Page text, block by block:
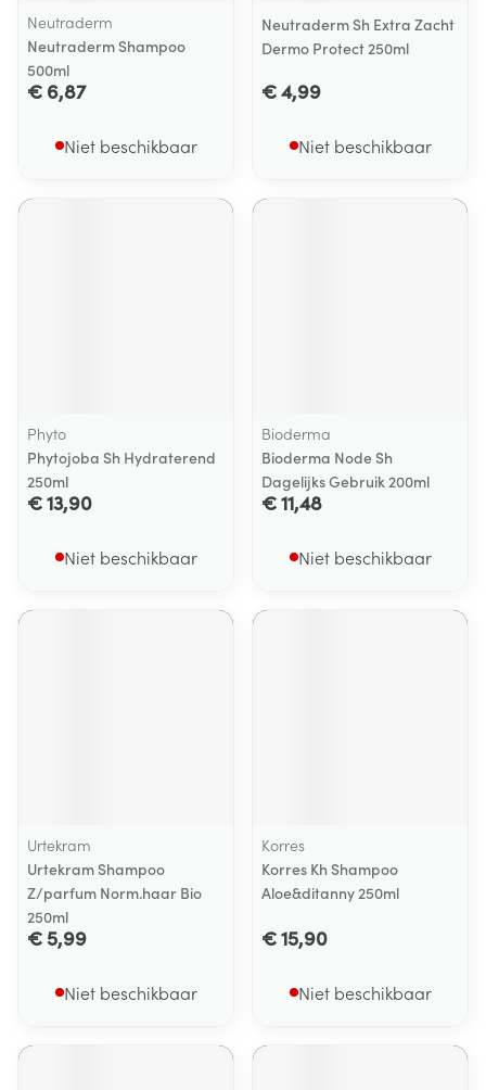
Neutraderm
Neutraderm Shampoo
500ml
€ 6,87
Niet beschikbaar
Neutraderm Sh Extra Zacht
Dermo Protect 250ml
€ 4,99
Niet beschikbaar
Phyto
Phytojoba Sh Hydraterend
250ml
€ 13,90
Niet beschikbaar
Bioderma
Bioderma Node Sh
Dagelijks Gebruik 200ml
€ 11,48
Niet beschikbaar
Urtekram
Urtekram Shampoo
Z/parfum Norm.haar Bio
250ml
€ 5,99
Niet beschikbaar
Korres
Korres Kh Shampoo
Aloe&ditanny 250ml
€ 15,90
Niet beschikbaar